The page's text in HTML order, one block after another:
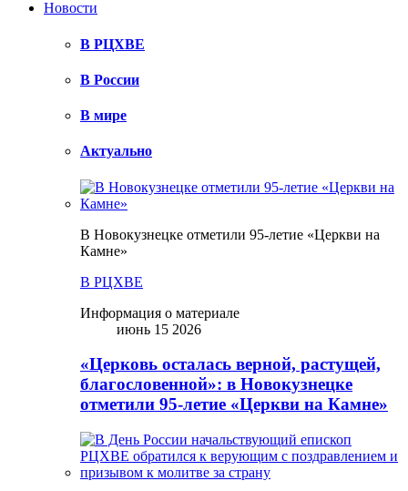
Новости
В РЦХВЕ
В России
В мире
Актуально
В Новокузнецке отметили 95-летие «Церкви на
Камне»
В РЦХВЕ
Информация о материале
июнь 15 2026
«Церковь осталась верной, растущей,
благословенной»: в Новокузнецке
отметили 95-летие «Церкви на Камне»